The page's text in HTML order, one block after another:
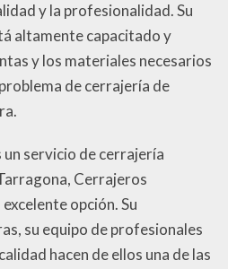
y la profesionalidad. Su
altamente capacitado y
y los materiales necesarios
de cerrajería de
un servicio de cerrajería
Cerrajeros
opción. Su
su equipo de profesionales
hacen de ellos una de las